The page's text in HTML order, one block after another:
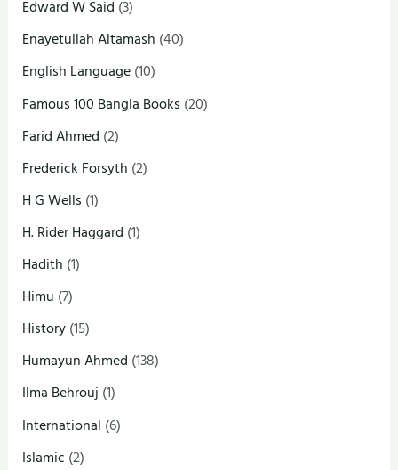
Edward W Said (3)
Enayetullah Altamash (40)
English Language(10)
Famous 100 Bangla Books (20)
Farid Ahmed (2)
Frederick Forsyth (2)
H G Wells (1)
H. Rider Haggard (1)
Hadith (1)
Himu (7)
History(15)
Humayun Ahmed (138)
Ilma Behrouj (1)
International (6)
Islamic (2)